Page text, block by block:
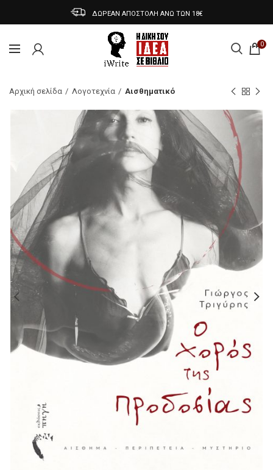
ΔΩΡΕΑΝ ΑΠΟΣΤΟΛΗ ΑΝΩ ΤΩΝ 18€
0
Αρχική σελίδα Λογοτεχνία Αισθηματικό